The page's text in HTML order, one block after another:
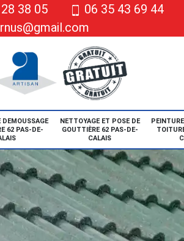
38 05
06 35 43 69 44
DEMOUSSAGE
62 PAS-DE-
NETTOYAGE ET POSE DE
GOUTTIÈRE 62 PAS-DE-
CALAIS